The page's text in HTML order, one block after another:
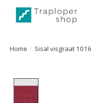
Home / Sisal visgraat 1016